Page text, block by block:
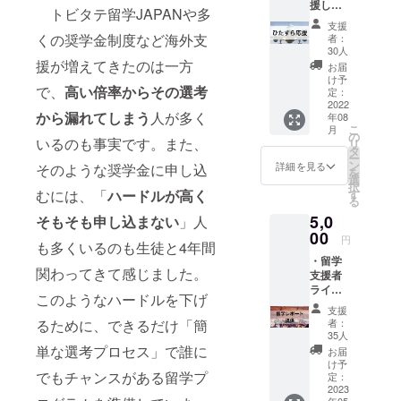
トビタテ留学JAPANや多
くの奨学金制度など海外支
援が増えてきたのは一方
で、 高い倍率からその選考
から漏れてしまう 人が多く
いるのも事実です。また、
そのような奨学金に申し込
むには、「ハードルが高く
そもそも申し込まない 」人
も多くいるのも生徒と4年間
関わってきて感じました。
このようなハードルを下げ
るために、できるだけ「簡
単な選考プロセス」で誰に
でもチャンスがある留学プ
い。日
程や相
談手段
(オフラ
インor
オンラ
イン)か
は要相
談にな
りま
す。相
談は
定して
いま
載させ
て頂き
ます。
(掲載期
間1年
間、ロ
ゴ掲載
可能、
フォン
トサイ
ズ 10pt)
・留学
4月上
旬、オ
ン、
90~120
分程度)
※HPに
名前の
掲載を
希望さ
れない
方は備
考欄に
援した
い」と
いう方
のプラ
ンで
す。 お
気持ち
を全力
で受け
止めさ
せてい
ただき
ます。
支援
者：
30人
お届
け予
定：
2022
年08
月
詳細を見る
こ
の
リ
タ
ー
ン
を
選
択
す
る
5,0
00 円
・留学
支援者
ライン
オープ
ン
チャッ
トグ
ループ
ご招
待。(ク
支援
者：
35人
お届
け予
定：
2023